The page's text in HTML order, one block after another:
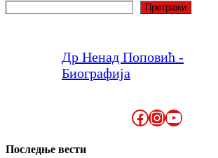
Претражи
Др Ненад Поповић -
Биографија
Facebook
Instagram
YouTube
Последње вести